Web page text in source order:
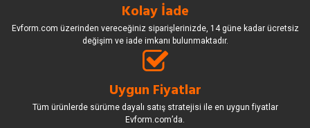
Kolay İade
Evform.com üzerinden vereceğiniz siparişlerinizde, 14 güne kadar ücretsiz
değişim ve iade imkanı bulunmaktadır.
Uygun Fiyatlar
Tüm ürünlerde sürüme dayalı satış stratejisi ile en uygun fiyatlar
Evform.com’da.